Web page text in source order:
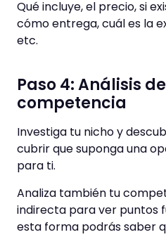
Qué incluye, el precio, si
cómo entrega, cuál es la
etc.
Paso 4: Análisis
competencia
Investiga tu nicho y
cubrir que suponga una
para ti.
Analiza también tu
indirecta para ver puntos
esta forma podrás saber